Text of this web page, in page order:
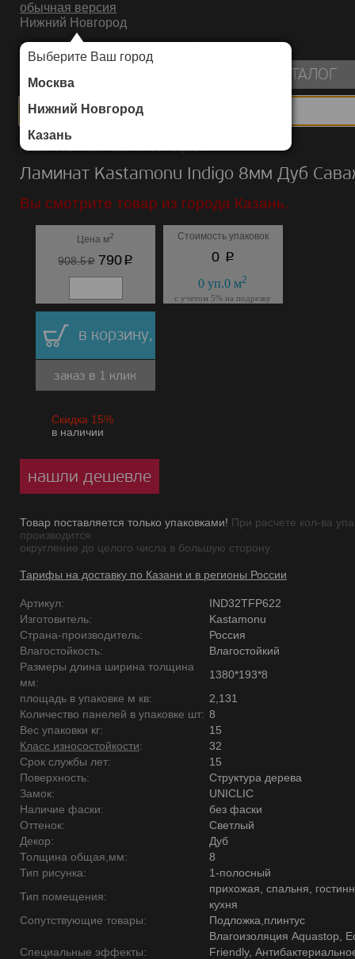
обычная версия
Нижний Новгород
Выберите Ваш город
Москва
Нижний Новгород
Казань
ИНТЕРНЕТ-МАГАЗИН НАПОЛЬНЫХ ПОКРЫТИЙ
КАТАЛОГ
Каталог/Ламинат/Kastamonu/Indigo 8мм
Ламинат Kastamonu Indigo 8мм Дуб
Вы смотрите товар из города Казань.
Цена м2
908.5p790p
Стоимость упаковок
0 p
0 уп.0 м2
с учётом 5% на подрезку
в корзину,
заказ в 1 клик
Скидка 15%
в наличии
нашли дешевле
Товар поставляется только упаковками! При расчете кол-ва
производится
округление до целого числа в большую сторону.
Тарифы на доставку по Казани и в регионы России
Артикул:
IND32TFP622
Изготовитель:
Kastamonu
Страна-производитель:
Россия
Влагостойкость:
Влагостойкий
Размеры длина ширина толщина
мм:
1380*193*8
площадь в упаковке м кв:
2,131
Количество панелей в упаковке шт: 8
Вес упаковки кг:
15
Класс износостойкости:
32
Срок службы лет:
15
Поверхность:
Структура дерева
Замок:
UNICLIC
Наличие фаски:
без фаски
Оттенок:
Светлый
Декор:
Дуб
Толщина общая,мм:
8
Тип рисунка:
1-полосный
Тип помещения:
прихожая, спальня,
кухня
Сопутствующие товары:
Подложка,плинтус
Специальные эффекты:
Влагоизоляция Aquastop,
Friendly,